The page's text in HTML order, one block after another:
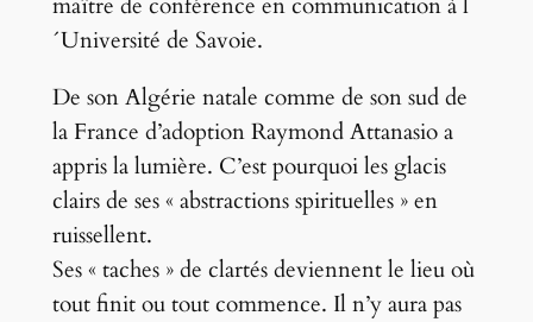
´Université de Savoie.
De son Algérie natale comme de son sud de
la France d’adoption Raymond Attanasio a
appris la lumière. C’est pourquoi les glacis
clairs de ses « abstractions spirituelles » en
ruissellent.
Ses « taches » de clartés deviennent le lieu où
tout finit ou tout commence. Il n’y aura pas